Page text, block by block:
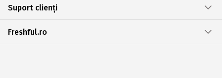
Suport clienți
Freshful.ro